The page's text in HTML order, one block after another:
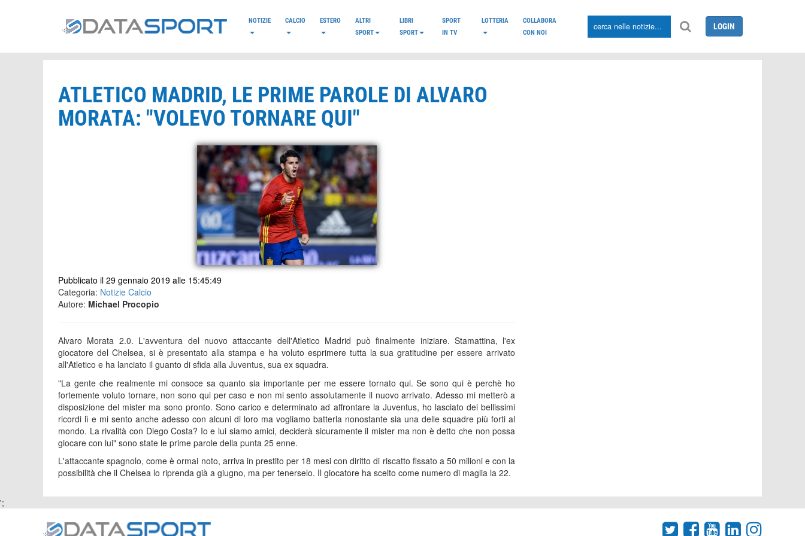
NOTIZIE CALCIO ESTERO
ALTRI
SPORT
LIBRI
SPORT
SPORT
IN TV
LOTTERIA
COLLABORA
CON NOI
LOGIN
ATLETICO MADRID, LE PRIME PAROLE DI ALVARO
MORATA: "VOLEVO TORNARE QUI"
Pubblicato il 29 gennaio 2019 alle 15:45:49
Categoria: Notizie Calcio
Autore: Michael Procopio
Alvaro Morata 2.0. L'avventura del nuovo attaccante dell'Atletico Madrid può finalmente iniziare. Stamattina, l'ex
giocatore del Chelsea, si è presentato alla stampa e ha voluto esprimere tutta la sua gratitudine per essere arrivato
all'Atletico e ha lanciato il guanto di sfida alla Juventus, sua ex squadra.
"La gente che realmente mi consoce sa quanto sia importante per me essere tornato qui. Se sono qui è perchè ho
fortemente voluto tornare, non sono qui per caso e non mi sento assolutamente il nuovo arrivato. Adesso mi metterò a
disposizione del mister ma sono pronto. Sono carico e determinato ad affrontare la Juventus, ho lasciato dei bellissimi
ricordi lì e mi sento anche adesso con alcuni di loro ma vogliamo batterla nonostante sia una delle squadre più forti al
mondo. La rivalità con Diego Costa? Io e lui siamo amici, deciderà sicuramente il mister ma non è detto che non possa
giocare con lui" sono state le prime parole della punta 25 enne.
L'attaccante spagnolo, come è ormai noto, arriva in prestito per 18 mesi con diritto di riscatto fissato a 50 milioni e con la
possibilità che il Chelsea lo riprenda già a giugno, ma per tenerselo. Il giocatore ha scelto come numero di maglia la 22.
';